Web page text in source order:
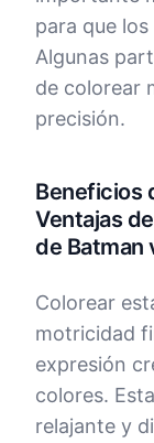
para que
Algunas
de colorear
precisión.
Beneficios
Ventajas
de Batman
Colorear
motricidad
expresión
colores.
relajante y